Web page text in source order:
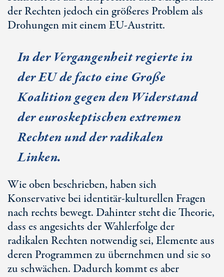
der Rechten jedoch ein größeres Problem als
Drohungen mit einemEU-Austritt.
In der Vergangenheit regierte in
der EUde factoeine Große
Koalition gegen den Widerstand
der euroskeptischen extremen
Rechten und der radikalen
Linken.
Wie oben beschrieben, haben sich
Konservative bei identitär-kulturellen Fragen
nach rechts bewegt. Dahinter steht die Theorie,
dass es angesichts der Wahlerfolge der
radikalen Rechten notwendig sei, Elemente aus
deren Programmen zu übernehmen und sie so
zu schwächen. Dadurch kommt es aber